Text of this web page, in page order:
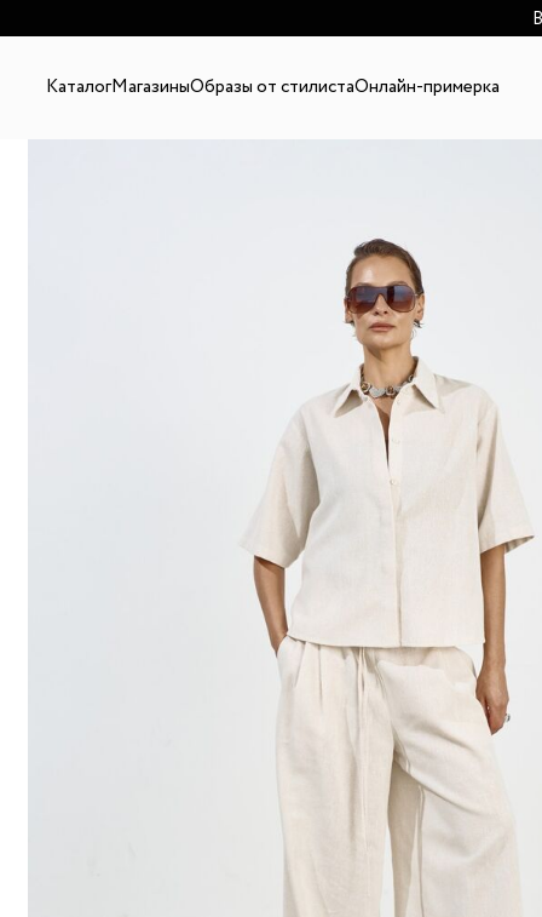
КаталогМагазиныОбразы от стилистаОнлайн-примерка